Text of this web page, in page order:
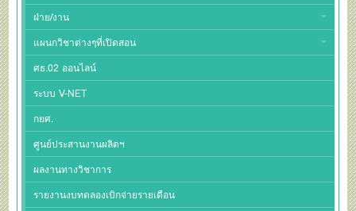
ฝ่าย/งาน
แผนกวิชาต่างๆที่เปิดสอน
ศธ.02 ออนไลน์
ระบบ V-NET
กยศ.
ศูนย์ประสานงานผลิตฯ
ผลงานทางวิชาการ
รายงานงบทดลองเบิกจ่ายรายเดือน